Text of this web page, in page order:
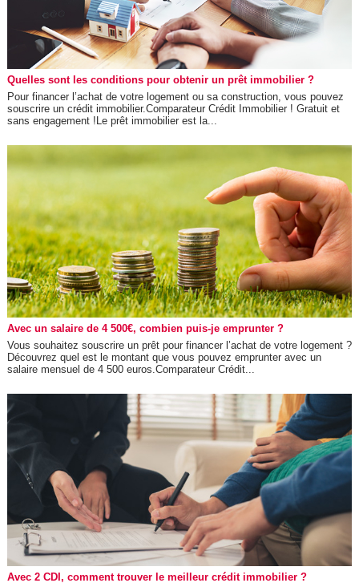
Quelles sont les conditions pour obtenir un prêt immobilier ?
Pour financer l’achat de votre logement ou sa construction, vous pouvez
souscrire un crédit immobilier.Comparateur Crédit Immobilier ! Gratuit et
sans engagement !Le prêt immobilier est la...
Avec un salaire de 4 500€, combien puis-je emprunter ?
Vous souhaitez souscrire un prêt pour financer l’achat de votre logement ?
Découvrez quel est le montant que vous pouvez emprunter avec un
salaire mensuel de 4 500 euros.Comparateur Crédit...
Avec 2 CDI, comment trouver le meilleur crédit immobilier ?